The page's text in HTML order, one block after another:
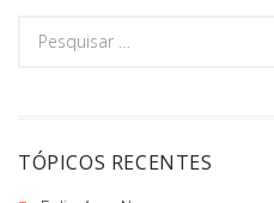
TÓPICOS RECENTES